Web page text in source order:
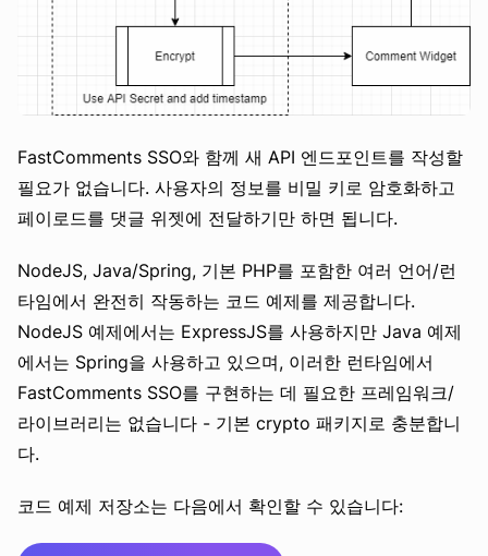
FastComments SSO와 함께 새 API 엔드포인트를 작성할
필요가 없습니다. 사용자의 정보를 비밀 키로 암호화하고
페이로드를 댓글 위젯에 전달하기만 하면 됩니다.
NodeJS, Java/Spring, 기본 PHP를 포함한 여러 언어/런
타임에서 완전히 작동하는 코드 예제를 제공합니다.
NodeJS 예제에서는 ExpressJS를 사용하지만 Java 예제
에서는 Spring을 사용하고 있으며, 이러한 런타임에서
FastComments SSO를 구현하는 데 필요한 프레임워크/
라이브러리는 없습니다 - 기본 crypto 패키지로 충분합니
다.
코드 예제 저장소는 다음에서 확인할 수 있습니다: